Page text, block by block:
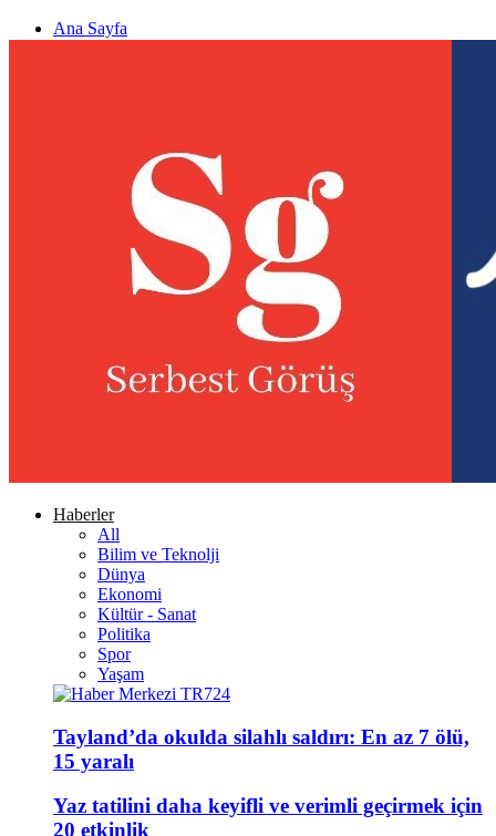
Ana Sayfa
Haberler
All
Bilim ve Teknolji
Dünya
Ekonomi
Kültür - Sanat
Politika
Spor
Yaşam
Tayland’da okulda silahlı saldırı: En az 7 ölü,
15 yaralı
Yaz tatilini daha keyifli ve verimli geçirmek için
20 etkinlik